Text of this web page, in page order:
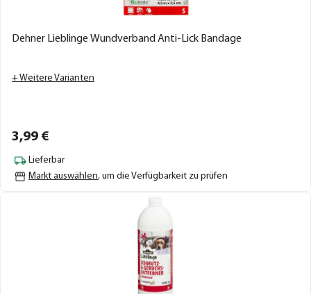
Dehner Lieblinge Wundverband Anti-Lick Bandage
+ Weitere Varianten
3,99 €
Lieferbar
Markt auswählen, um die Verfügbarkeit zu prüfen